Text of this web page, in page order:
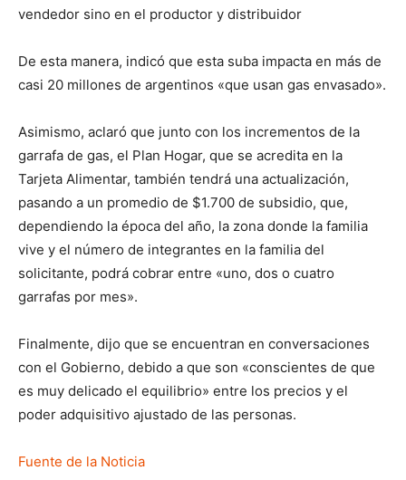
vendedor sino en el productor y distribuidor
De esta manera, indicó que esta suba impacta en más de
casi 20 millones de argentinos «que usan gas envasado».
Asimismo, aclaró que junto con los incrementos de la
garrafa de gas, el Plan Hogar, que se acredita en la
Tarjeta Alimentar, también tendrá una actualización,
pasando a un promedio de $1.700 de subsidio, que,
dependiendo la época del año, la zona donde la familia
vive y el número de integrantes en la familia del
solicitante, podrá cobrar entre «uno, dos o cuatro
garrafas por mes».
Finalmente, dijo que se encuentran en conversaciones
con el Gobierno, debido a que son «conscientes de que
es muy delicado el equilibrio» entre los precios y el
poder adquisitivo ajustado de las personas.
Fuente de la Noticia